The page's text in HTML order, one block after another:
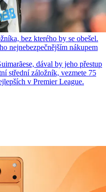
bez kterého by se obešel.
nejnebezpečnějším nákupem
dával by jeho přestup
střední záložník, vezmete 75
v Premier League.